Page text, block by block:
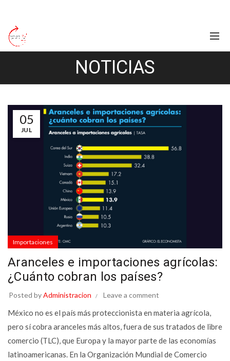
NOTICIAS
05
JUL
Importaciones
Aranceles e importaciones agrícolas:
¿Cuánto cobran los países?
Posted byAdministracion Leave a comment
México no es el país más proteccionista en materia agrícola,
pero sí cobra aranceles más altos, fuera de sus tratados de libre
comercio (TLC), que Europa y la mayor parte de las economías
latinoamericanas. En la Organización Mundial de Comercio